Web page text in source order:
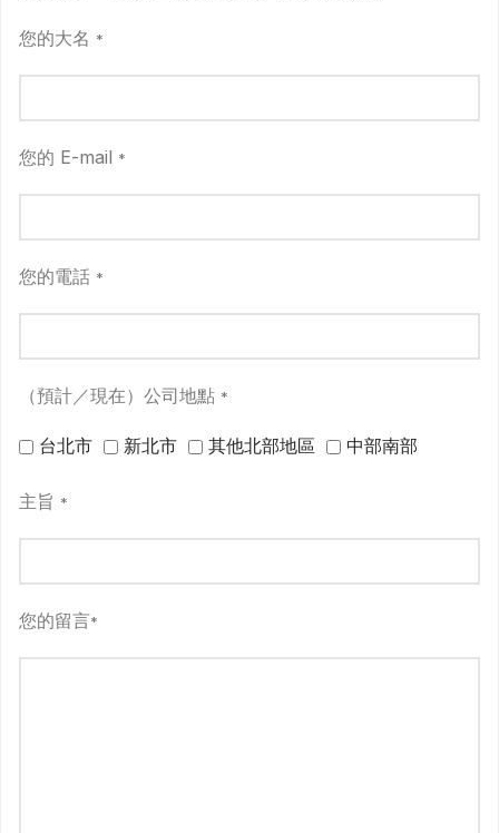
您的大名 *
您的 E-mail *
您的電話 *
（預計／現在）公司地點 *
台北市 新北市 其他北部地區 中部南部
主旨 *
您的留言*